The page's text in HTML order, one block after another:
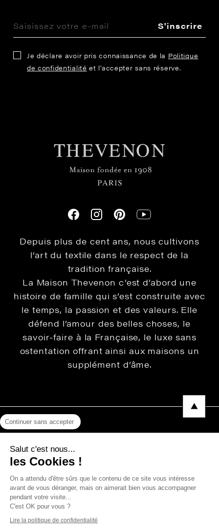
S'inscrire
Je déclare avoir pris connaissance de la Politique
de confidentialité et l’accepter sans réserve.
Depuis plus de cent ans, nous cultivons
l’art du textile dans le respect de la
tradition française.
La Maison Thevenon c’est d’abord une
histoire de famille qui s’est construite avec
le temps, la passion et des valeurs. Elle
défend l’amour des belles choses, le
savoir-faire à la Française, le luxe sans
ostentation offrant ainsi aux maisons un
supplément d’âme.
Protection des données
Photos, Vidéos & Catalogues
Continuer sans accepter
Salut c'est nous...
les Cookies !
On a attendu d'être sûrs que le contenu de ce site vous intéresse
avant de vous déranger, mais on aimerait bien vous accompagner
pendant votre visite...
C'est OK pour vous ?
Lire la politique de confidentialité